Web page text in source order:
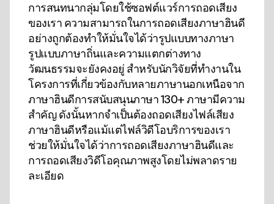
การสนทนากลุ่มโดยใช้ซอฟต์แวร์การถอดเสียง
ของเรา ความสามารถในการถอดเสียงภาษาฮินดี
อย่างถูกต้องทําให้มั่นใจได้ว่ารูปแบบทางภาษา
รูปแบบภาษาถิ่นและความแตกต่างทาง
วัฒนธรรมจะยังคงอยู่ สําหรับนักวิจัยที่ทํางานใน
โครงการที่เกี่ยวข้องกับหลายภาษานอกเหนือจาก
ภาษาฮินดีการสนับสนุนภาษา 130+ ภาษามีความ
สําคัญ ดังนั้นหากจําเป็นต้องถอดเสียงไฟล์เสียง
ภาษาฮินดีหรือแม้แต่ไฟล์วิดีโอบริการของเรา
ช่วยให้มั่นใจได้ว่าการถอดเสียงภาษาฮินดีและ
การถอดเสียงวิดีโอคุณภาพสูงโดยไม่พลาดราย
ละเอียด